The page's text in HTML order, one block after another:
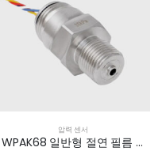
압력 센서
WPAK68 일반형 절연 필름 압력 센서